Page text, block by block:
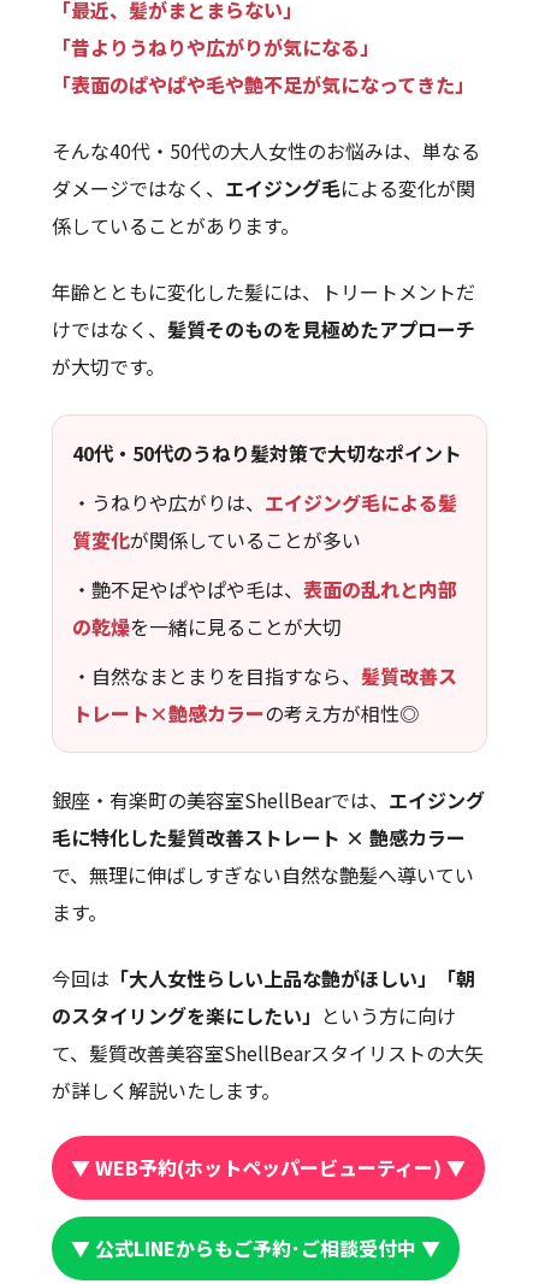
「最近、髪がまとまらない」
「昔よりうねりや広がりが気になる」
「表面のぱやぱや毛や艶不足が気になってきた」
そんな40代・50代の大人女性のお悩みは、単なる
ダメージではなく、 エイジング毛による変化が関
係していることがあります。
年齢とともに変化した髪には、トリートメントだ
けではなく、 髪質そのものを見極めたアプローチ
が大切です。
40代・50代のうねり髪対策で大切なポイント
・うねりや広がりは、 エイジング毛による髪
質変化が関係していることが多い
・艶不足やぱやぱや毛は、 表面の乱れと内部
の乾燥を一緒に見ることが大切
・自然なまとまりを目指すなら、 髪質改善ス
トレート×艶感カラーの考え方が相性◎
銀座・有楽町の美容室ShellBearでは、 エイジング
毛に特化した髪質改善ストレート × 艶感カラー
で、無理に伸ばしすぎない自然な艶髪へ導いてい
ます。
今回は 「大人女性らしい上品な艶がほしい」「朝
のスタイリングを楽にしたい」 という方に向け
て、 髪質改善美容室ShellBearスタイリストの大矢
が詳しく解説いたします。
▼ WEB予約(ホットペッパービューティー) ▼
▼ 公式LINEからもご予約･ご相談受付中 ▼